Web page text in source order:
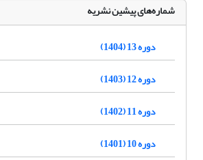
شماره‌های پیشین نشریه
دوره 13 (1404)
دوره 12 (1403)
دوره 11 (1402)
دوره 10 (1401)